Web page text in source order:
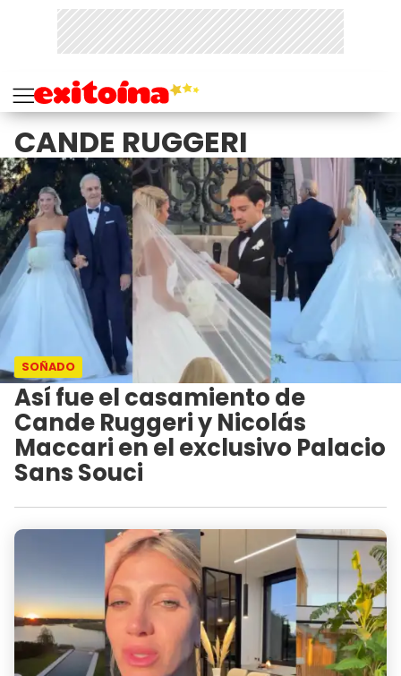
CANDE RUGGERI
SOÑADO
Así fue el casamiento de
Cande Ruggeri y Nicolás
Maccari en el exclusivo Palacio
Sans Souci